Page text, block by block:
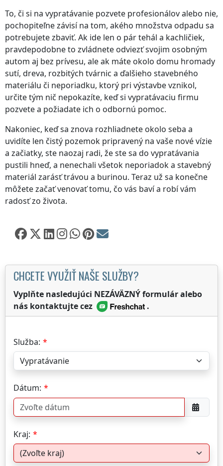
To, či si na vypratávanie pozvete profesionálov alebo nie,
pochopiteľne závisí na tom, akého množstva odpadu sa
potrebujete zbaviť. Ak ide len o pár tehál a kachličiek,
pravdepodobne to zvládnete odviezť svojim osobným
autom aj bez prívesu, ale ak máte okolo domu hromady
sutí, dreva, rozbitých tvárnic a ďalšieho stavebného
materiálu či neporiadku, ktorý pri výstavbe vznikol,
určite tým nič nepokazíte, keď si vypratávaciu firmu
pozvete a požiadate ich o odbornú pomoc.
Nakoniec, keď sa znova rozhliadnete okolo seba a
uvidíte len čistý pozemok pripravený na vaše nové vízie
a začiatky, ste naozaj radi, že ste sa do vypratávania
pustili hneď, a nenechali všetok neporiadok a stavebný
materiál zarásť trávou a burinou. Teraz už sa konečne
môžete začať venovať tomu, čo vás baví a robí vám
radosť zo života.
CHCETE VYUŽIŤ NAŠE SLUŽBY?
Vyplňte nasledujúci NEZÁVÄZNÝ formulár alebo
nás kontaktujte cez
.
Služba:
Dátum:
Kraj: